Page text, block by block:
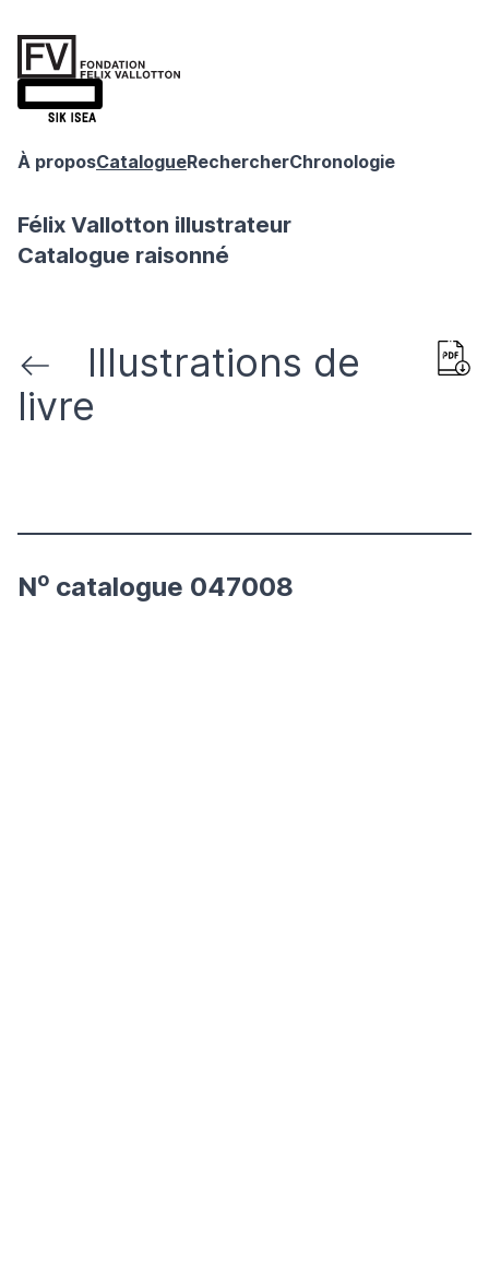
À proposCatalogueRechercherChronologie
Félix Vallotton illustrateur
Catalogue raisonné
Illustrations de
livre
No catalogue 047008